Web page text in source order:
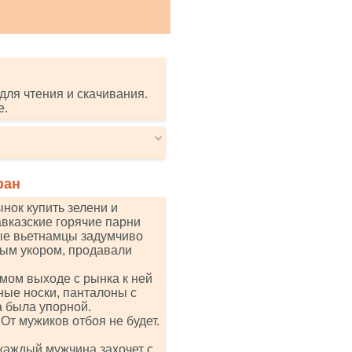
чтения и скачивания.
купить зелени и
горячие парни
вьетнамцы задумчиво
укором, продавали
выходе с рынка к ней
носки, панталоны с
была упорной.
мужиков отбоя не будет.
мужчина захочет с